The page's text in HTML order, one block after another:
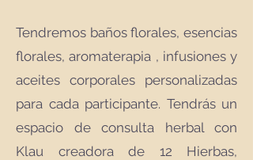
Tendremos baños florales, esencias
florales, aromaterapia , infusiones y
aceites corporales personalizadas
para cada participante. Tendrás un
espacio de consulta herbal con
Klau creadora de 12 Hierbas,